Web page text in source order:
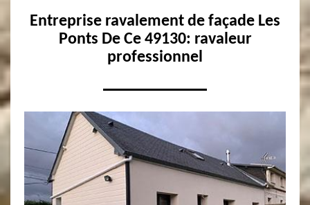
Entreprise ravalement de façade Les
Ponts De Ce 49130: ravaleur
professionnel